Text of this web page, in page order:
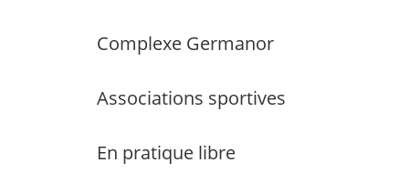
Complexe Germanor
Associations sportives
En pratique libre